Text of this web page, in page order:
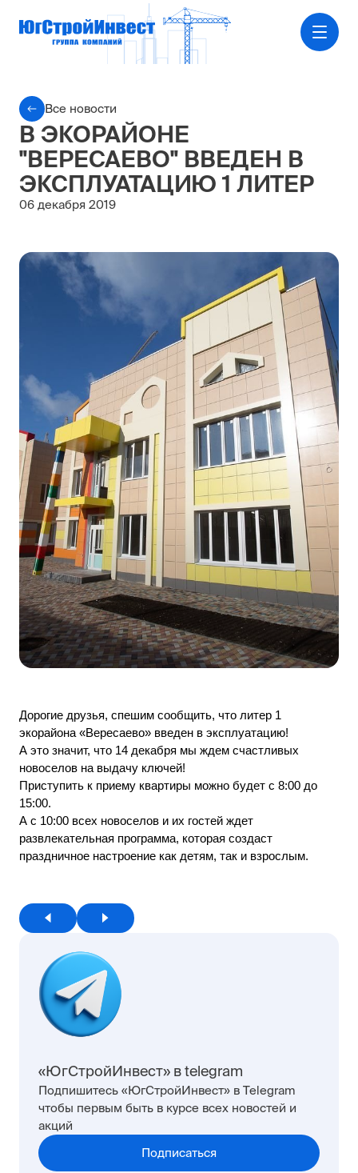
Все новости
В ЭКОРАЙОНЕ
"ВЕРЕСАЕВО" ВВЕДЕН В
ЭКСПЛУАТАЦИЮ 1 ЛИТЕР
06 декабря 2019
Дорогие друзья, спешим сообщить, что литер 1
экорайона «Вересаево» введен в эксплуатацию!
А это значит, что 14 декабря мы ждем счастливых
новоселов на выдачу ключей!
Приступить к приему квартиры можно будет с 8:00 до
15:00.
А с 10:00 всех новоселов и их гостей ждет
развлекательная программа, которая создаст
праздничное настроение как детям, так и взрослым.
«ЮгСтройИнвест» в telegram
Подпишитесь «ЮгСтройИнвест» в Telegram
чтобы первым быть в курсе всех новостей и
акций
Подписаться